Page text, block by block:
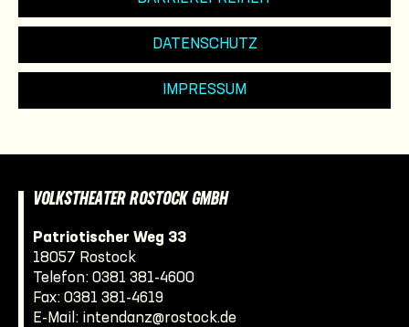
DATENSCHUTZ
IMPRESSUM
VOLKSTHEATER ROSTOCK GMBH
Patriotischer Weg 33
18057 Rostock
Telefon: 0381 381-4600
Fax: 0381 381-4619
E-Mail: intendanz@rostock.de